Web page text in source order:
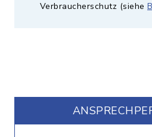
Verbraucherschutz (siehe